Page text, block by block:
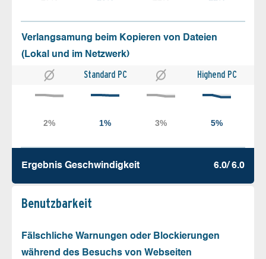
Verlangsamung beim Kopieren von Dateien
(Lokal und im Netzwerk)
Standard PC Highend PC
Ergebnis Geschw­indigkeit 6.0/ 6.0
Benutz­barkeit
Fälschliche Warnungen oder Blockierungen
während des Besuchs von Webseiten